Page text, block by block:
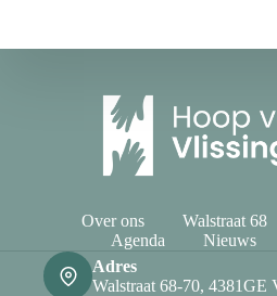
Over ons Walstraat 68
Agenda
Nieuws
Adres
Walstraat 68-70, 4381GE